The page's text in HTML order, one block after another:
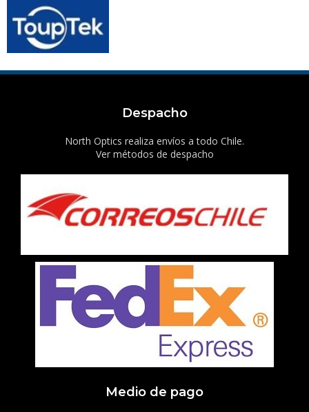
Despacho
North Optics realiza envíos a todo Chile.
Ver métodos de despacho
Medio de pago